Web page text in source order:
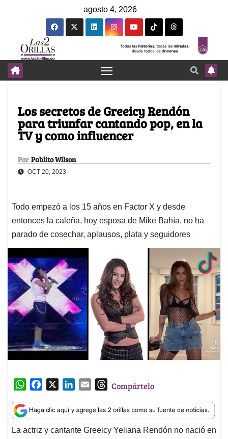
agosto 4, 2026
Los secretos de Greeicy Rendón
para triunfar cantando pop, en la
TV y como influencer
Por Pablito Wilson
OCT 20, 2023
Todo empezó a los 15 años en Factor X y desde
entonces la caleña, hoy esposa de Mike Bahía, no ha
parado de cosechar, aplausos, plata y seguidores
W
a
t
s
c
e
b
n
k
e
a
i
l
T
r
e
a
Compártelo
La actriz y cantante Greeicy Yeliana Rendón no nació en